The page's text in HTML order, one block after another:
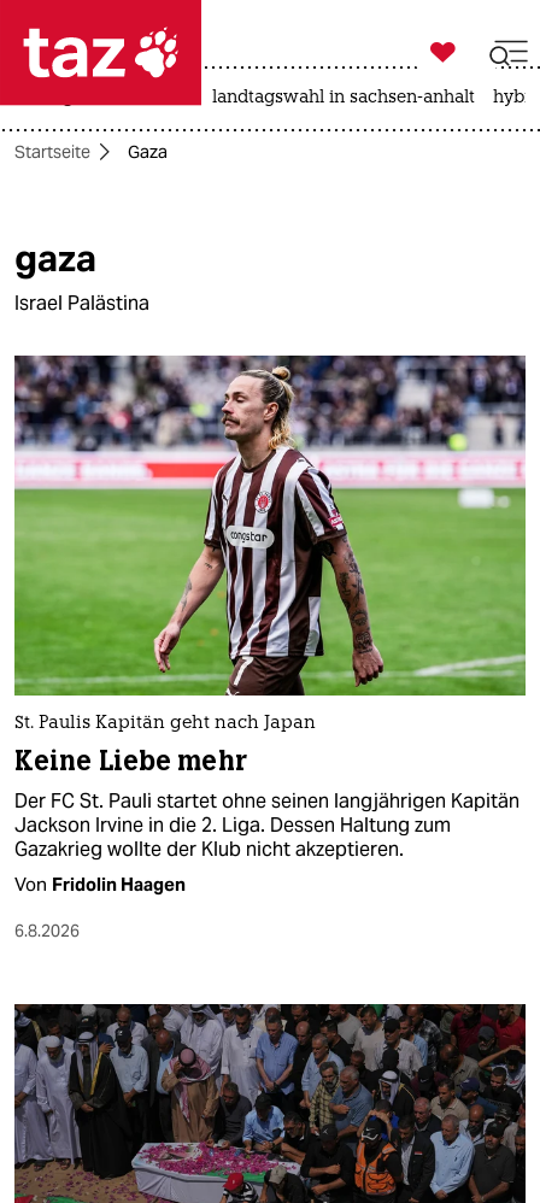

politik
gesellschaft
kultur
sport
berlin
nord
wahrheit
verlag
verlag
veranstaltungen
shop
fragen & hilfe
unterstützen
genossenschaft
epaper login

taz zahl ich
landtagswahl in sachsen-anhalt
Startseite Gaza
gaza
Israel Palästina
St. Paulis Kapitän geht nach Japan
Keine Liebe mehr
Der FC St. Pauli startet ohne seinen langjährigen Kapitän
Jackson Irvine in die 2. Liga. Dessen Haltung zum
Gazakrieg wollte der Klub nicht akzeptieren.
Von Fridolin Haagen
6.8.2026